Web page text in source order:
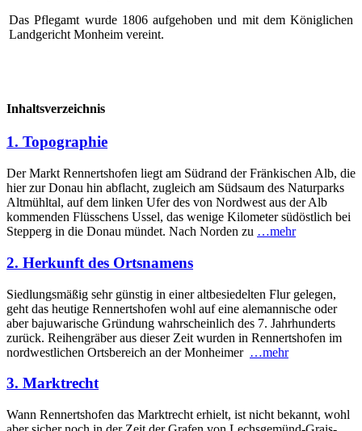
Das Pflegamt wurde 1806 aufgehoben und mit dem König­lichen
Landgericht Monheim vereint.
Inhaltsverzeichnis
1. Topographie
Der Markt Rennertshofen liegt am Südrand der Fränkischen Alb, die
hier zur Donau hin abflacht, zugleich am Südsaum des Naturparks
Altmühltal, auf dem linken Ufer des von Nordwest aus der Alb
kommenden Flüsschens Ussel, das wenige Kilo­meter südöstlich bei
Stepperg in die Donau mündet. Nach Norden zu …mehr
2. Herkunft des Ortsnamens
Siedlungsmäßig sehr günstig in einer altbesiedelten Flur gelegen,
geht das heutige Rennertshofen wohl auf eine aleman­nische oder
aber bajuwarische Gründung wahrscheinlich des 7. Jahrhunderts
zurück. Reihengräber aus dieser Zeit wurden in Rennertshofen im
nordwestlichen Ortsbereich an der Monheimer …mehr
3. Marktrecht
Wann Rennertshofen das Marktrecht erhielt, ist nicht bekannt, wohl